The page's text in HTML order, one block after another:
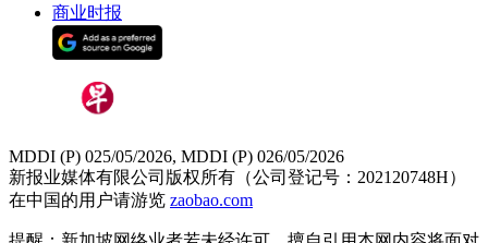
商业时报
MDDI (P) 025/05/2026, MDDI (P) 026/05/2026
新报业媒体有限公司版权所有（公司登记号：202120748H）
在中国的用户请游览 zaobao.com